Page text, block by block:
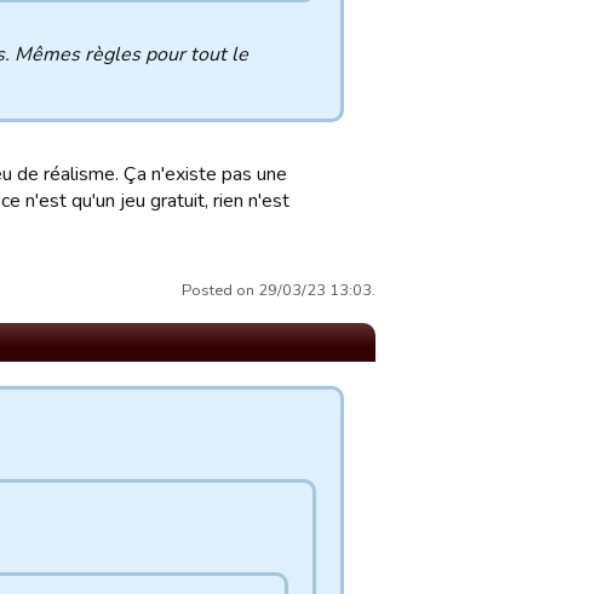
Mêmes règles pour tout le
de réalisme. Ça n'existe pas une
n'est qu'un jeu gratuit, rien n'est
Posted on 29/03/23 13:03.